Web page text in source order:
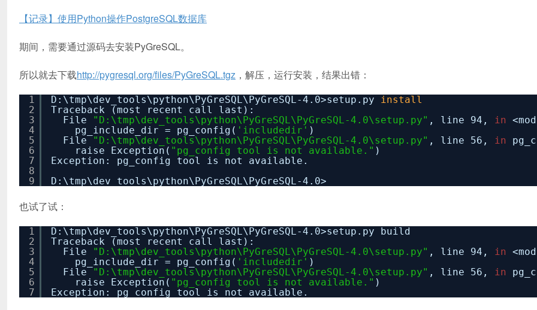
【记录】使用Python操作PostgreSQL数据库
期间，需要通过源码去安装PyGreSQL。
所以就去下载http://pygresql.org/files/PyGreSQL.tgz ，解压，运行安装，结果出错：
1
2
3
4
5
6
7
8
9
D:\tmp\dev_tools\python\PyGreSQL\PyGreSQL-4.0>setup.py install
Traceback (most recent call last):
File
"D:\tmp\dev_tools\python\PyGreSQL\PyGreSQL-4.0\setup.py" , line 94, in
pg_include_dir = pg_config( 'includedir' )
File
"D:\tmp\dev_tools\python\PyGreSQL\PyGreSQL-4.0\setup.py" , line 56, in
raise Exception( "pg_config tool is not available." )
Exception: pg_config tool is not available.
D:\tmp\dev_tools\python\PyGreSQL\PyGreSQL-4.0>
也试了试：
1
2
3
4
5
6
7
D:\tmp\dev_tools\python\PyGreSQL\PyGreSQL-4.0>setup.py build
Traceback (most recent call last):
File
"D:\tmp\dev_tools\python\PyGreSQL\PyGreSQL-4.0\setup.py" , line 94, in
pg_include_dir = pg_config( 'includedir' )
File
"D:\tmp\dev_tools\python\PyGreSQL\PyGreSQL-4.0\setup.py" , line 56, in
raise Exception( "pg_config tool is not available." )
Exception: pg_config tool is not available.